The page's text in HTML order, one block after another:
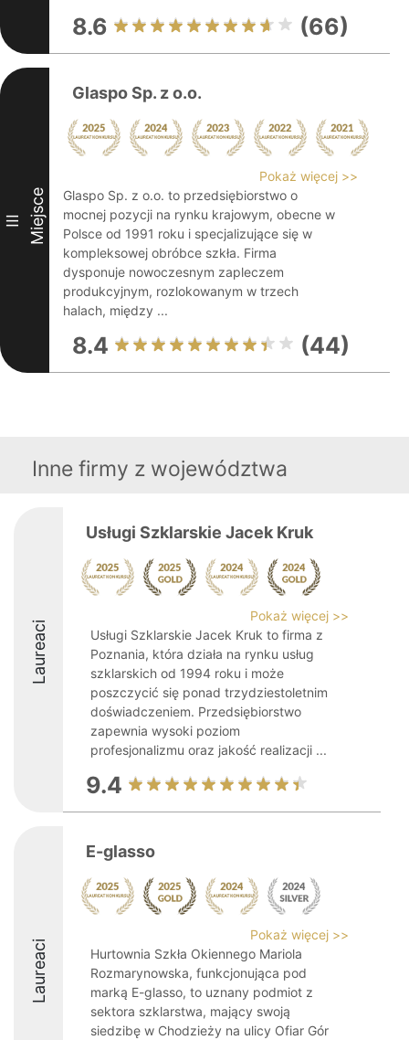
8.6 (66)
III Miejsce
Glaspo Sp. z o.o.
Pokaż więcej >>
Glaspo Sp. z o.o. to przedsiębiorstwo o
mocnej pozycji na rynku krajowym, obecne w
Polsce od 1991 roku i specjalizujące się w
kompleksowej obróbce szkła. Firma
dysponuje nowoczesnym zapleczem
produkcyjnym, rozlokowanym w trzech
halach, między ...
8.4 (44)
Inne firmy z województwa
Laureaci
Usługi Szklarskie Jacek Kruk
Pokaż więcej >>
Usługi Szklarskie Jacek Kruk to firma z
Poznania, która działa na rynku usług
szklarskich od 1994 roku i może
poszczycić się ponad trzydziestoletnim
doświadczeniem. Przedsiębiorstwo
zapewnia wysoki poziom
profesjonalizmu oraz jakość realizacji ...
9.4
Laureaci
E-glasso
Pokaż więcej >>
Hurtownia Szkła Okiennego Mariola
Rozmarynowska, funkcjonująca pod
marką E-glasso, to uznany podmiot z
sektora szklarstwa, mający swoją
siedzibę w Chodzieży na ulicy Ofiar Gór